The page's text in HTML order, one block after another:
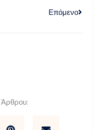
Επόμενο
Άρθρου: